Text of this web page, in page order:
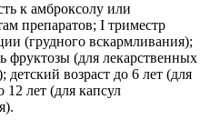
к амброксолу или
препаратов; I триместр
(грудного вскармливания);
фруктозы (для лекарственных
возраст до 6 лет (для
12 лет (для капсул